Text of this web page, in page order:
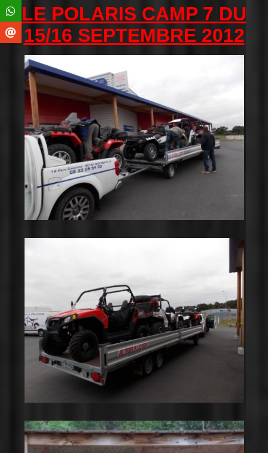
LE POLARIS CAMP 7 DU
15/16 SEPTEMBRE 2012